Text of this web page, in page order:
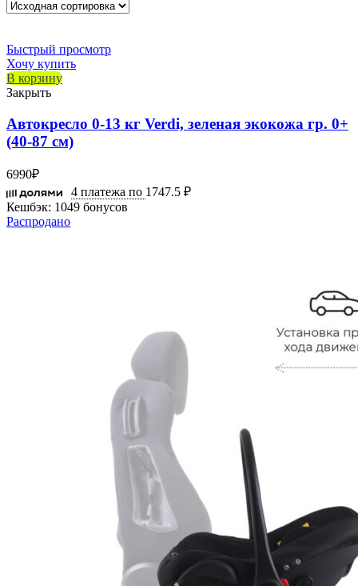
Быстрый просмотр
Хочу купить
В корзину
Закрыть
Автокресло 0-13 кг Verdi, зеленая экокожа гр. 0+
(40-87 см)
6990₽
4 платежа по 1747.5 ₽
Кешбэк: 1049 бонусов
Распродано